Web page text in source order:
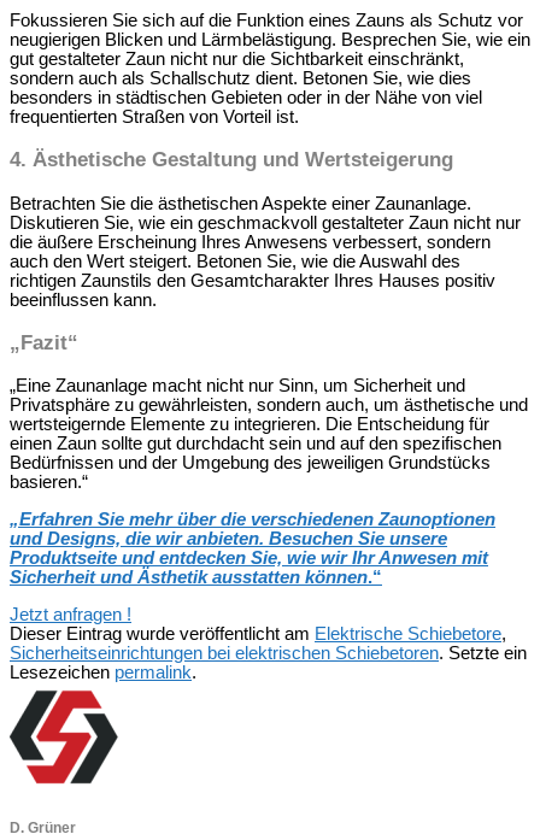
Fokussieren Sie sich auf die Funktion eines Zauns als Schutz vor
neugierigen Blicken und Lärmbelästigung. Besprechen Sie, wie ein
gut gestalteter Zaun nicht nur die Sichtbarkeit einschränkt,
sondern auch als Schallschutz dient. Betonen Sie, wie dies
besonders in städtischen Gebieten oder in der Nähe von viel
frequentierten Straßen von Vorteil ist.
4. Ästhetische Gestaltung und Wertsteigerung
Betrachten Sie die ästhetischen Aspekte einer Zaunanlage.
Diskutieren Sie, wie ein geschmackvoll gestalteter Zaun nicht nur
die äußere Erscheinung Ihres Anwesens verbessert, sondern
auch den Wert steigert. Betonen Sie, wie die Auswahl des
richtigen Zaunstils den Gesamtcharakter Ihres Hauses positiv
beeinflussen kann.
„Fazit“
„Eine Zaunanlage macht nicht nur Sinn, um Sicherheit und
Privatsphäre zu gewährleisten, sondern auch, um ästhetische und
wertsteigernde Elemente zu integrieren. Die Entscheidung für
einen Zaun sollte gut durchdacht sein und auf den spezifischen
Bedürfnissen und der Umgebung des jeweiligen Grundstücks
basieren.“
„Erfahren Sie mehr über die verschiedenen Zaunoptionen
und Designs, die wir anbieten. Besuchen Sie unsere
Produktseite und entdecken Sie, wie wir Ihr Anwesen mit
Sicherheit und Ästhetik ausstatten können.“
Jetzt anfragen !
Dieser Eintrag wurde veröffentlicht am Elektrische Schiebetore,
Sicherheitseinrichtungen bei elektrischen Schiebetoren. Setzte ein
Lesezeichen permalink.
D. Grüner